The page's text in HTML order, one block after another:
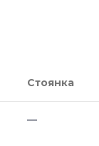
Стоянка
—